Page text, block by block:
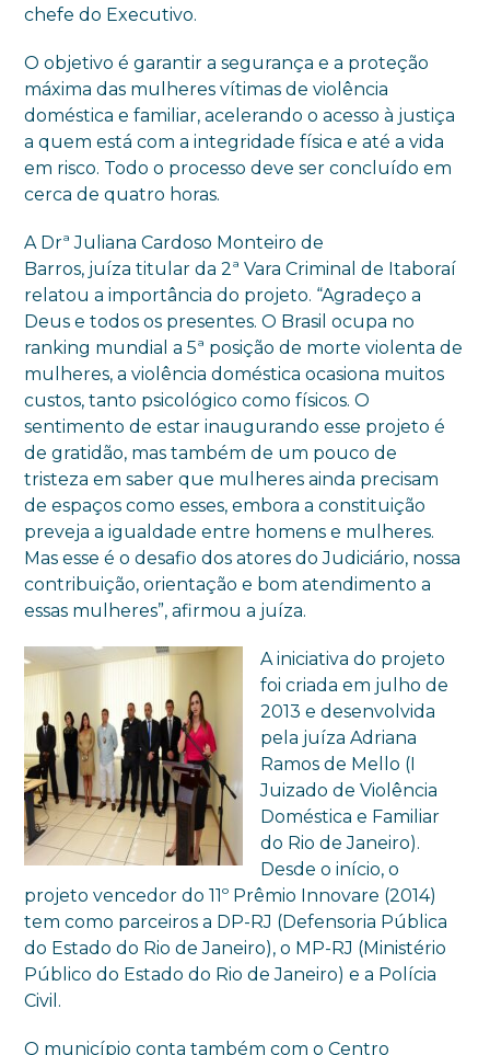
chefe do Executivo.
O objetivo é garantir a segurança e a proteção
máxima das mulheres vítimas de violência
doméstica e familiar, acelerando o acesso à justiça
a quem está com a integridade física e até a vida
em risco. Todo o processo deve ser concluído em
cerca de quatro horas.
A Drª Juliana Cardoso Monteiro de
Barros, juíza titular da 2ª Vara Criminal de Itaboraí
relatou a importância do projeto. “Agradeço a
Deus e todos os presentes. O Brasil ocupa no
ranking mundial a 5ª posição de morte violenta de
mulheres, a violência doméstica ocasiona muitos
custos, tanto psicológico como físicos. O
sentimento de estar inaugurando esse projeto é
de gratidão, mas também de um pouco de
tristeza em saber que mulheres ainda precisam
de espaços como esses, embora a constituição
preveja a igualdade entre homens e mulheres.
Mas esse é o desafio dos atores do Judiciário, nossa
contribuição, orientação e bom atendimento a
essas mulheres”, afirmou a juíza.
A iniciativa do projeto
foi criada em julho de
2013 e desenvolvida
pela juíza Adriana
Ramos de Mello (I
Juizado de Violência
Doméstica e Familiar
do Rio de Janeiro).
Desde o início, o
projeto vencedor do 11º Prêmio Innovare (2014)
tem como parceiros a DP-RJ (Defensoria Pública
do Estado do Rio de Janeiro), o MP-RJ (Ministério
Público do Estado do Rio de Janeiro) e a Polícia
Civil.
O município conta também com o Centro